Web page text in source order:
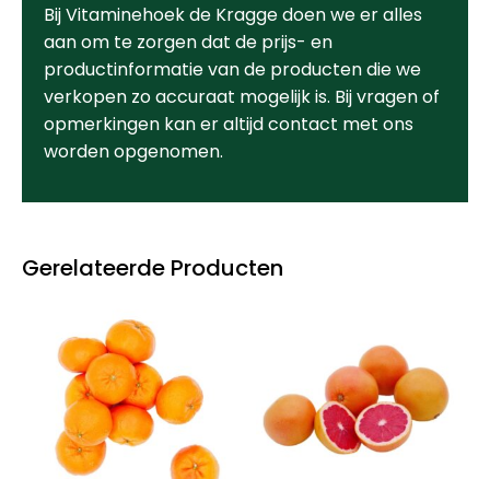
Gerelateerde Producten
Bij Vitaminehoek de Kragge doen we er alles
aan om te zorgen dat de prijs- en
productinformatie van de producten die we
verkopen zo accuraat mogelijk is. Bij vragen of
opmerkingen kan er altijd contact met ons
worden opgenomen.